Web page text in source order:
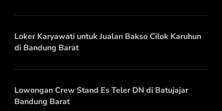
Loker Karyawati untuk Jualan Bakso Cilok Karuhun
di Bandung Barat
Lowongan Crew Stand Es Teler DN di Batujajar
Bandung Barat